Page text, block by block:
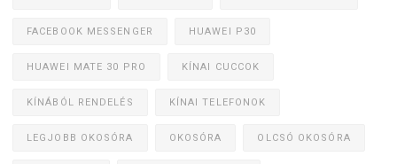
FACEBOOK MESSENGER HUAWEI P30
HUAWEI MATE 30 PRO KÍNAI CUCCOK
KÍNÁBÓL RENDELÉS KÍNAI TELEFONOK
LEGJOBB OKOSÓRA OKOSÓRA OLCSÓ OKOSÓRA